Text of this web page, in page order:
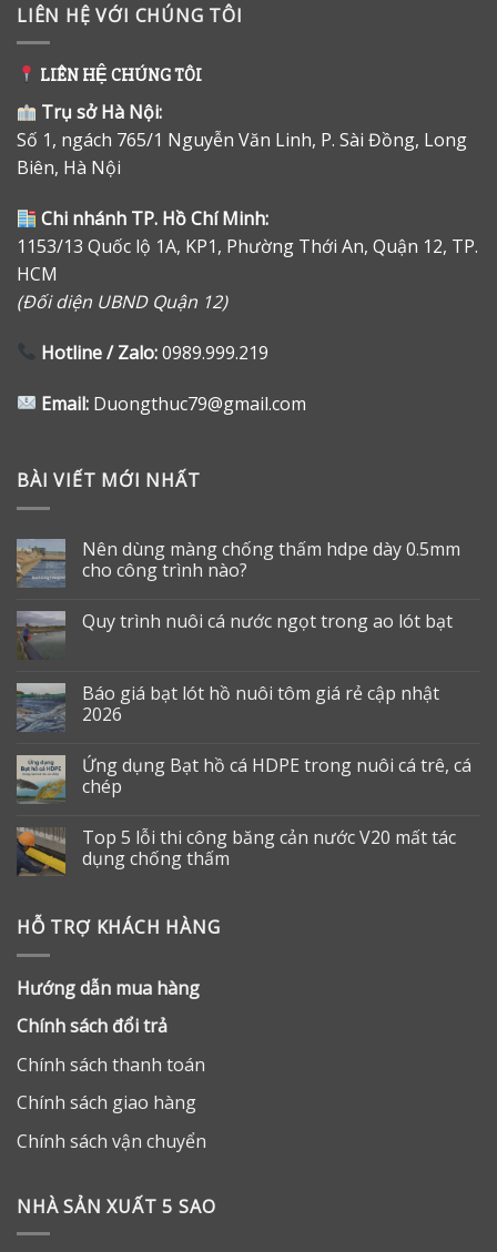
LIÊN HỆ VỚI CHÚNG TÔI
LIÊN HỆ CHÚNG TÔI
Trụ sở Hà Nội:
Số 1, ngách 765/1 Nguyễn Văn Linh, P. Sài Đồng, Long
Biên, Hà Nội
Chi nhánh TP. Hồ Chí Minh:
1153/13 Quốc lộ 1A, KP1, Phường Thới An, Quận 12, TP.
HCM
(Đối diện UBND Quận 12)
Hotline / Zalo:0989.999.219
Email: Duongthuc79@gmail.com
BÀI VIẾT MỚI NHẤT
Nên dùng màng chống thấm hdpe dày 0.5mm
cho công trình nào?
Quy trình nuôi cá nước ngọt trong ao lót bạt
Báo giá bạt lót hồ nuôi tôm giá rẻ cập nhật
2026
Ứng dụng Bạt hồ cá HDPE trong nuôi cá trê, cá
chép
Top 5 lỗi thi công băng cản nước V20 mất tác
dụng chống thấm
HỖ TRỢ KHÁCH HÀNG
Hướng dẫn mua hàng
Chính sách đổi trả
Chính sách thanh toán
Chính sách giao hàng
Chính sách vận chuyển
NHÀ SẢN XUẤT 5 SAO